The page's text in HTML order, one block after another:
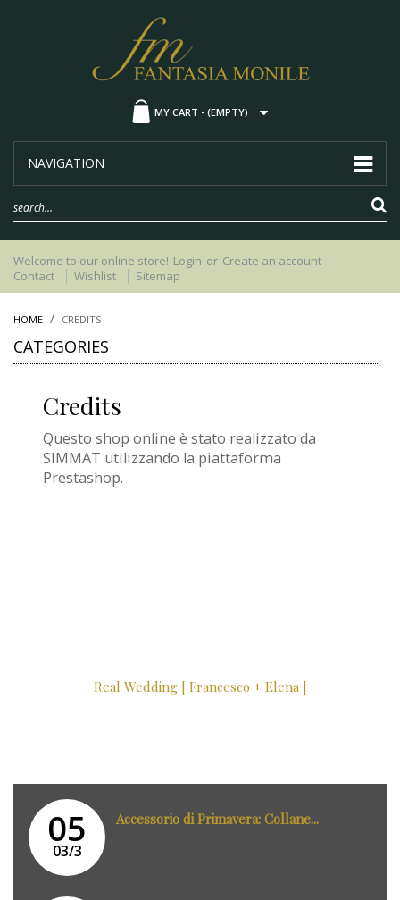
MY CART - (EMPTY)
NAVIGATION
Welcome to our online store! Login or Create an account
Contact
Wishlist Sitemap
HOME CREDITS
CATEGORIES
Credits
Questo shop online è stato realizzato da
SIMMAT utilizzando la piattaforma
Prestashop.
Real Wedding [ Francesco + Elena ]
05
03/3
Accessorio di Primavera: Collane...